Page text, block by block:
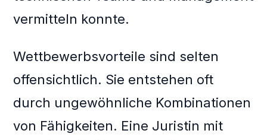
vermitteln konnte.
Wettbewerbsvorteile sind selten
offensichtlich. Sie entstehen oft
durch ungewöhnliche Kombinationen
von Fähigkeiten. Eine Juristin mit